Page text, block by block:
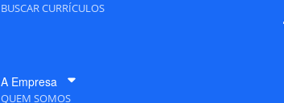
BUSCAR CURRÍCULOS
A Empresa
QUEM SOMOS